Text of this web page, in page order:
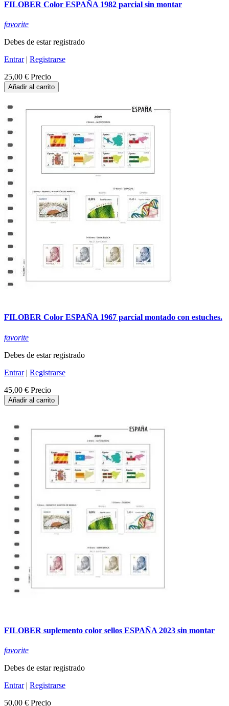
FILOBER Color ESPAÑA 1982 parcial sin montar
favorite
Debes de estar registrado
Entrar| Registrarse
25,00 € Precio
Añadir al carrito
FILOBER Color ESPAÑA 1967 parcial montado con estuches.
favorite
Debes de estar registrado
Entrar| Registrarse
45,00 € Precio
Añadir al carrito
FILOBER suplemento color sellos ESPAÑA 2023 sin montar
favorite
Debes de estar registrado
Entrar| Registrarse
50,00 € Precio